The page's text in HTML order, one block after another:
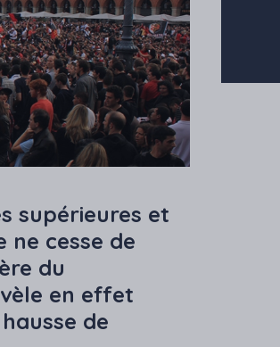
supérieures et
ne cesse de
du
en effet
de